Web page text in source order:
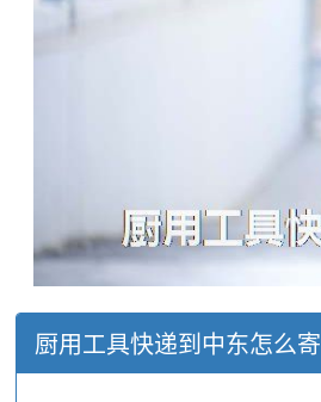
厨用工具快递到中东怎么寄